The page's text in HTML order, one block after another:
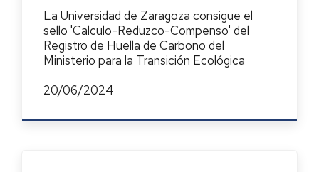
La Universidad de Zaragoza consigue el
sello 'Calculo-Reduzco-Compenso' del
Registro de Huella de Carbono del
Ministerio para la Transición Ecológica
20/06/2024